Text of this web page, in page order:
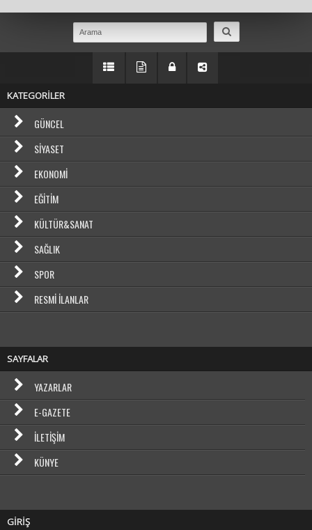
KATEGORİLER
GÜNCEL
SIYASET
EKONOMI
EĞITIM
KÜLTÜR&SANAT
SAĞLIK
SPOR
RESMI İLANLAR
SAYFALAR
YAZARLAR
E-GAZETE
İLETIŞIM
KÜNYE
GİRİŞ